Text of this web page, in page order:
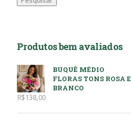
Produtos bem avaliados
BUQUÊ MÉDIO
FLORAS TONS ROSA E
BRANCO
R$138,00